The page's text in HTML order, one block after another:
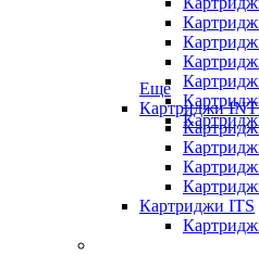
Еще
Картриджи
Картриджи ITS